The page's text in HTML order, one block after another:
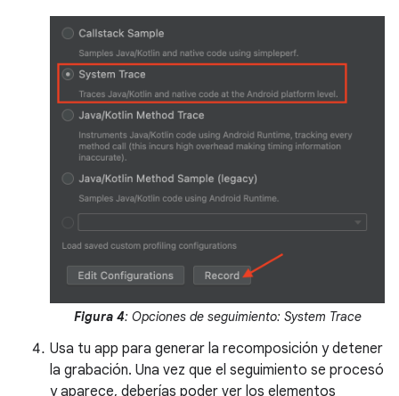
Figura 4: Opciones de seguimiento: System Trace
Usa tu app para generar la recomposición y detener
la grabación. Una vez que el seguimiento se procesó
y aparece, deberías poder ver los elementos